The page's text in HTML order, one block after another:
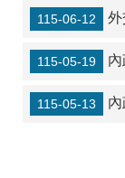
臺灣原
115-06-12 外交部
115-05-19 內
115-05-13 內政